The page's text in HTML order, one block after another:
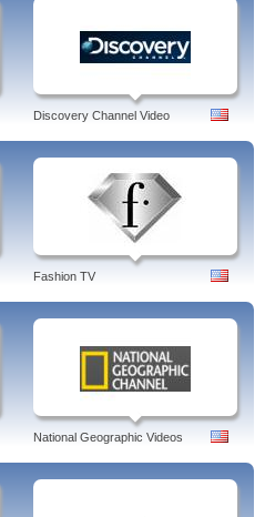
Discovery Channel Video
Fashion TV
National Geographic Videos